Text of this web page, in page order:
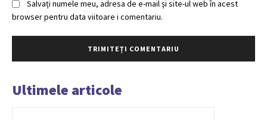
Salvați numele meu, adresa de e-mail și site-ul web în acest
browser pentru data viitoare i comentariu.
Ultimele articole